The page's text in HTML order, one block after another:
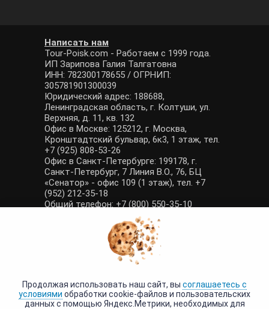
Написать нам
Tour-Poisk.com - Работаем с 1999 года.
ИП Зарипова Галия Талгатовна
ИНН: 782300178655 / ОГРНИП:
305781901300039
Юридический адрес: 188688,
Ленинградская область, г. Колтуши, ул.
Верхняя, д. 11, кв. 132
Офис в Москве: 125212, г. Москва,
Кронштадтский бульвар, 6к3, 1 этаж, тел.
+7 (925) 808-53-26
Офис в Санкт-Петербурге: 199178, г.
Санкт-Петербург, 7 Линия В.О., 76, БЦ
«Сенатор» - офис 109 (1 этаж), тел. +7
(952) 212-35-18
Общий телефон: +7 (800) 550-35-10
E-mail: manager@tour-poisk.com (общие
вопросы), admin@tour-poisk.com (жалобы)
Номер в Общероссийском реестре
туристических агентств: РТА 0003424
Политика конфиденциальности
Продолжая использовать наш сайт, вы соглашаетесь с
условиями обработки cookie-файлов и пользовательских
данных с помощью Яндекс.Метрики, необходимых для